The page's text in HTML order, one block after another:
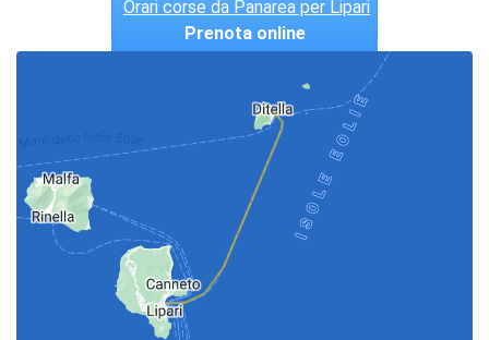
Orari corse da Panarea per Lipari
Prenota online